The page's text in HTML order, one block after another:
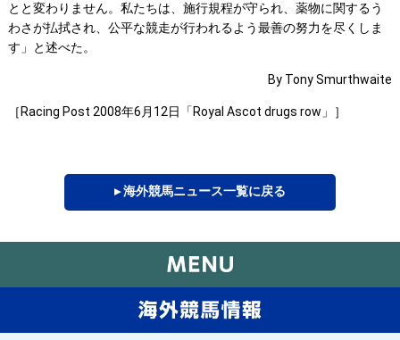
とと変わりません。私たちは、施行規程が守られ、薬物に関するう
わさが払拭され、公平な競走が行われるよう最善の努力を尽くしま
す」と述べた。
By Tony Smurthwaite
［Racing Post 2008年6月12日「Royal Ascot drugs row」］
▸ 海外競馬ニュース一覧に戻る